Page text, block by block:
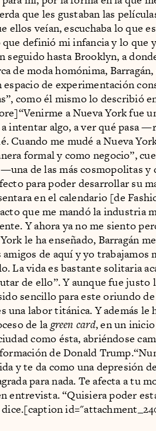
que les gustaban las
ellos veían, escuchaba lo que
definió mi infancia y lo que
seguido hasta Brooklyn, a
de moda homónima,
de experimentación
como él mismo lo describió
a Nueva York fue
a intentar algo, a ver qué pasa
Cuando me mudé a Nueva
formal y como negocio”,
de las más cosmopolitas
para poder desarrollar su
en el calendario [de
que me mandó la industria
Y ahora ya no me siento
le ha enseñado, Barragán
de aquí y yo trabajamos
La vida es bastante solitaria
de ello”. Y aunque fue justo
sencillo para este oriundo
una labor titánica. Y además
de lagreen card, en un
como ésta, abriéndose
de Donald
y te da como una depresión
para nada. Te afecta a tu
entrevista. “Quisiera poder
dice.[caption